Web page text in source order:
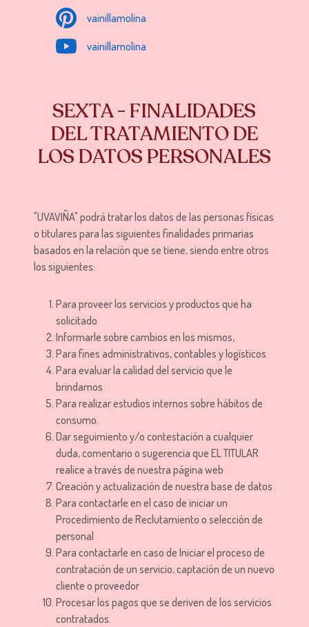
vainillamolina
vainillamolina
SEXTA - FINALIDADES
DEL TRATAMIENTO DE
LOS DATOS PERSONALES
"UVAVIÑA" podrá tratar los datos de las personas físicas
o titulares para las siguientes finalidades primarias
basados en la relación que se tiene, siendo entre otros
los siguientes:
Para proveer los servicios y productos que ha
solicitado
Informarle sobre cambios en los mismos,
Para fines administrativos, contables y logísticos
Para evaluar la calidad del servicio que le
brindamos
Para realizar estudios internos sobre hábitos de
consumo.
Dar seguimiento y/o contestación a cualquier
duda, comentario o sugerencia que EL TITULAR
realice a través de nuestra página web
Creación y actualización de nuestra base de datos
Para contactarle en el caso de iniciar un
Procedimiento de Reclutamiento o selección de
personal
Para contactarle en caso de Iniciar el proceso de
contratación de un servicio, captación de un nuevo
cliente o proveedor
Procesar los pagos que se deriven de los servicios
contratados.